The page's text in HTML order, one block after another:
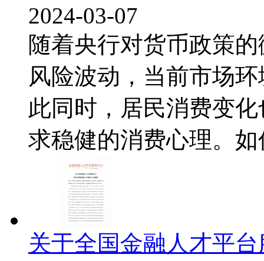
2024-03-07
随着央行对货币政策
风险波动，当前市场
此同时，居民消费变
求稳健的消费心理。如
关于全国金融人才平